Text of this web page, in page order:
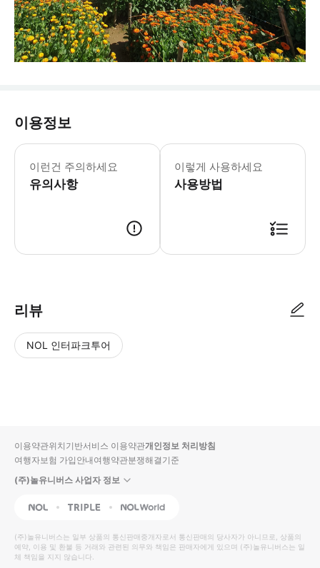
이용정보
이런건 주의하세요
유의사항
이렇게 사용하세요
사용방법
리뷰
NOL 인터파크투어
입니
다.
높
은
순
동
영
상
순
상
이용약관위치기반서비스 이용약관개인정보 처리방침
여행자보험 가입안내여행약관분쟁해결기준
(주)놀유니버스 사업자 정보
NOL Triple Interpark Global
(주)놀유니버스는 일부 상품의 통신판매중개자로서 통신판매의 당사자가 아니므로, 상품의
예약, 이용 및 환불 등 거래와 관련된 의무와 책임은 판매자에게 있으며 (주)놀유니버스는 일
체 책임을 지지 않습니다.